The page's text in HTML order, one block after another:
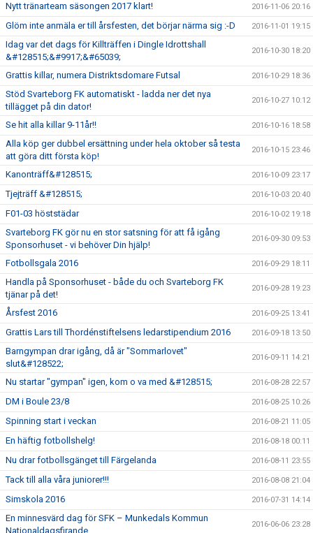
Nytt tränarteam säsongen 2017 klart! 2016-11-06 20:16
Glöm inte anmäla er till årsfesten, det börjar närma sig :-D 2016-11-01 19:15
Idag var det dags för Killträffen i Dingle Idrottshall
&#128515;&#9917;&#65039;
2016-10-30 18:20
Grattis killar, numera Distriktsdomare Futsal 2016-10-29 18:36
Stöd Svarteborg FK automatiskt - ladda ner det nya
tillägget på din dator!
2016-10-27 10:12
Se hit alla killar 9-11år!! 2016-10-16 18:58
Alla köp ger dubbel ersättning under hela oktober så testa
att göra ditt första köp!
2016-10-15 23:46
Kanonträff&#128515; 2016-10-09 23:17
Tjejträff &#128515; 2016-10-03 20:40
F01-03 höststädar 2016-10-02 19:18
Svarteborg FK gör nu en stor satsning för att få igång
Sponsorhuset - vi behöver Din hjälp!
2016-09-30 09:53
Fotbollsgala 2016 2016-09-29 18:11
Handla på Sponsorhuset - både du och Svarteborg FK
tjänar på det!
2016-09-28 19:23
Årsfest 2016 2016-09-25 13:41
Grattis Lars till Thordénstiftelsens ledarstipendium 2016 2016-09-18 13:50
Barngympan drar igång, då är "Sommarlovet"
slut&#128522;
2016-09-11 14:21
Nu startar "gympan" igen, kom o va med &#128515; 2016-08-28 22:57
DM i Boule 23/8 2016-08-25 10:26
Spinning start i veckan 2016-08-21 11:05
En häftig fotbollshelg! 2016-08-18 00:11
Nu drar fotbollsgänget till Färgelanda 2016-08-11 23:55
Tack till alla våra juniorer!!! 2016-08-08 21:04
Simskola 2016 2016-07-31 14:14
En minnesvärd dag för SFK – Munkedals Kommun
Nationaldagsfirande
2016-06-06 23:28